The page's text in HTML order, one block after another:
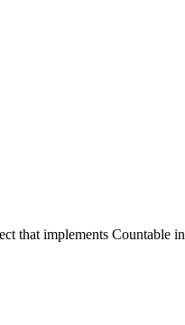
that implements Countable in